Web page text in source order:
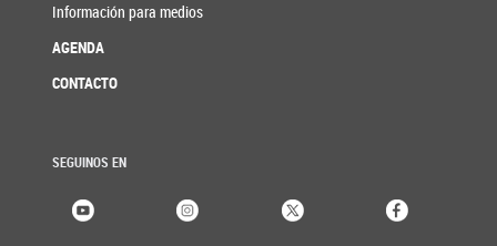
Información para medios
AGENDA
CONTACTO
SEGUINOS EN